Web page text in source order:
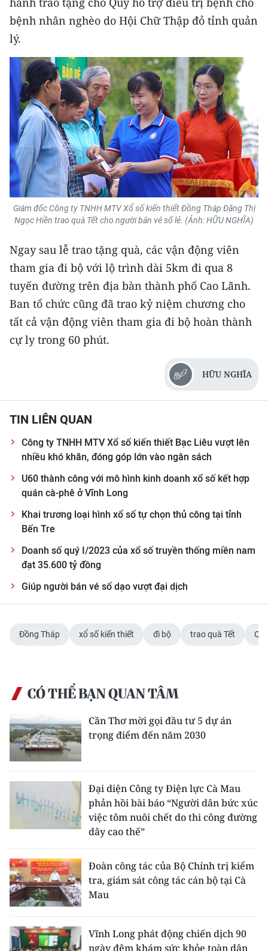
Duyên hải Nam Trung Bộ và Tây
Nguyên
Đông Nam Bộ
Đồng bằng sông Cửu Long
Chuyên trang Hà Nội
Chuyên trang TP. Hồ Chí Minh
CHUYÊN ĐỀ
CÁC CHUYÊN TRANG
THỜI NAY
NHÂN DÂN CUỐI TUẦN
NHÂN DÂN HẰNG THÁNG
ENGLISH
中文
FRANÇAIS
РУССКИЙ
ESPAÑOL
한국어
bệnh nhân nghèo do Hội Chữ Thập đỏ tỉnh quản
lý.
Giám đốc Công ty TNHH MTV Xổ số kiến thiết Đồng Tháp Đặng Thị
Ngọc Hiền trao quà Tết cho người bán vé số lẻ. (Ảnh: HỮU NGHĨA)
Ngay sau lễ trao tặng quà, các vận động viên
tham gia đi bộ với lộ trình dài 5km đi qua 8
tuyến đường trên địa bàn thành phố Cao Lãnh.
Ban tổ chức cũng đã trao kỷ niệm chương cho
tất cả vận động viên tham gia đi bộ hoàn thành
cự ly trong 60 phút.
HỮU NGHĨA
TIN LIÊN QUAN
Công ty TNHH MTV Xổ số kiến thiết Bạc Liêu vượt lên
nhiều khó khăn, đóng góp lớn vào ngân sách
U60 thành công với mô hình kinh doanh xổ số kết hợp
quán cà-phê ở Vĩnh Long
Khai trương loại hình xổ số tự chọn thủ công tại tỉnh
Bến Tre
Doanh số quý I/2023 của xổ số truyền thống miền nam
đạt 35.600 tỷ đồng
Giúp người bán vé số dạo vượt đại dịch
Đồng Tháp xổ số kiến thiết đi bộ trao quà Tết
CÓ THỂ BẠN QUAN TÂM
Cần Thơ mời gọi đầu tư 5 dự án
trọng điểm đến năm 2030
Đại diện Công ty Điện lực Cà Mau
phản hồi bài báo “Người dân bức xúc
việc tôm nuôi chết do thi công đường
dây cao thế”
Đoàn công tác của Bộ Chính trị kiểm
tra, giám sát công tác cán bộ tại Cà
Mau
Vĩnh Long phát động chiến dịch 90
ngày đêm khám sức khỏe toàn dân